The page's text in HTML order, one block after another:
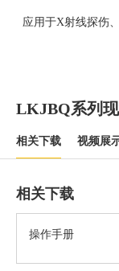
应用于X射线探伤
LKJBQ系列
相关下载 视频展
相关下载
操作手册